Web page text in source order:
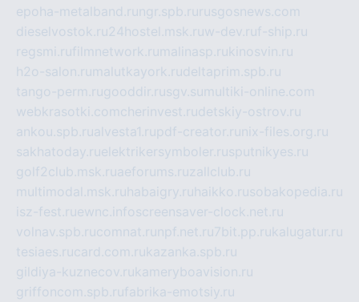
epoha-metalband.ru ngr.spb.ru rusgosnews.com
dieselvostok.ru24hostel.msk.ruw-dev.ruf-ship.ru
regsmi.rufilmnetwork.ru malinasp.rukinosvin.ru
h2o-salon.ru malutkayork.rudeltaprim.spb.ru
tango-perm.rugooddir.rusgv.su multiki-online.com
webkrasotki.comcherinvest.rudetskiy-ostrov.ru
ankou.spb.rualvesta1.rupdf-creator.ru nix-files.org.ru
sakhatoday.ruelektrikersymboler.rusputnikyes.ru
golf2club.msk.ruaeforums.ruzallclub.ru
multimodal.msk.ru habaigry.ru haikko.rusobakopedia.ru
isz-fest.ruewnc.infoscreensaver-clock.net.ru
volnav.spb.rucomnat.ru npf.net.ru 7bit.pp.rukalugatur.ru
tesiaes.rucard.com.rukazanka.spb.ru
gildiya-kuznecov.rukameryboavision.ru
griffoncom.spb.rufabrika-emotsiy.ru